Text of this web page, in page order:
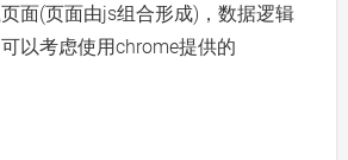
面(页面由js组合形成)，数据逻辑
以考虑使用chrome提供的